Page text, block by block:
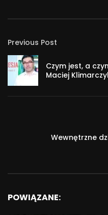
Previous Post
Czym jest, a
Maciej
Wewnętrzne
POWIĄZANE: